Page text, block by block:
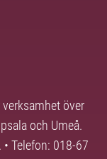
över
och Umeå.
Telefon: 018-67